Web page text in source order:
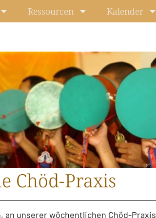
Ressourcen Kalender
Chöd-Praxis
an unsererwöchentlichen Chöd-Praxis